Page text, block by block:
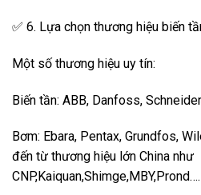
✅ 6. Lựa chọn thương hiệu biến
Một số thương hiệu uy tín:
Biến tần: ABB, Danfoss,
Bơm: Ebara, Pentax, Grundfos,
đến từ thương hiệu lớn China như
CNP,Kaiquan,Shimge,MBY,Prond….